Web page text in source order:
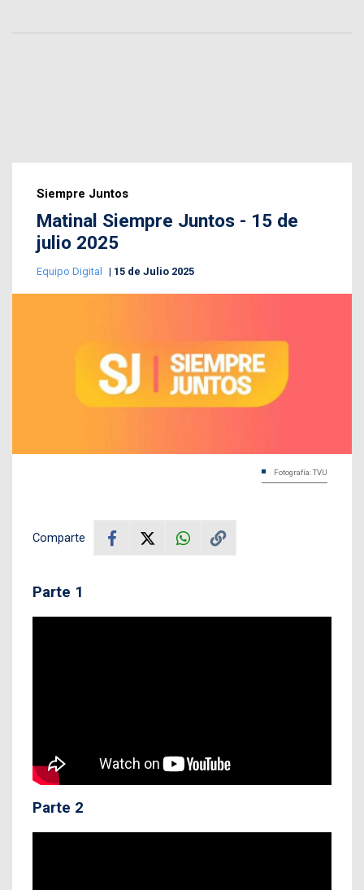
Siempre Juntos
Matinal Siempre Juntos - 15 de
julio 2025
Equipo Digital 15 de Julio 2025
Fotografía: TVU
Comparte
Parte 1
Parte 2